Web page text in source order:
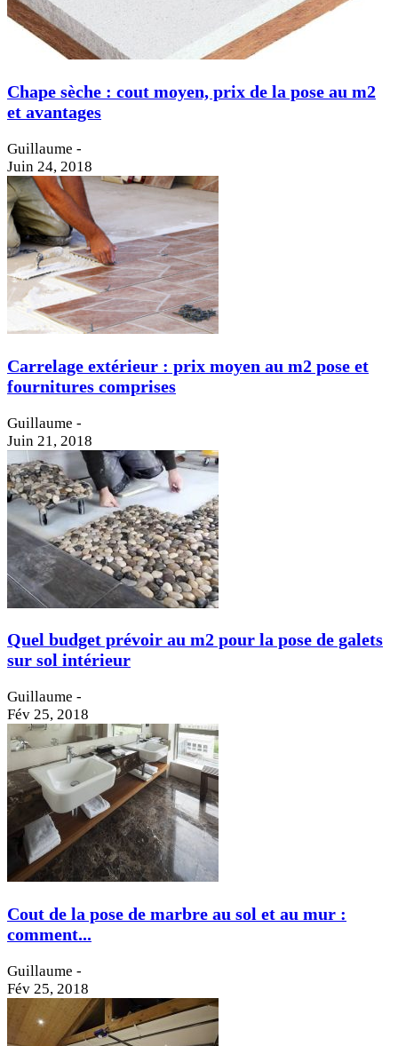
Chape sèche : cout moyen, prix de la pose au m2
et avantages
Guillaume -
Juin 24, 2018
Carrelage extérieur : prix moyen au m2 pose et
fournitures comprises
Guillaume -
Juin 21, 2018
Quel budget prévoir au m2 pour la pose de galets
sur sol intérieur
Guillaume -
Fév 25, 2018
Cout de la pose de marbre au sol et au mur :
comment...
Guillaume -
Fév 25, 2018